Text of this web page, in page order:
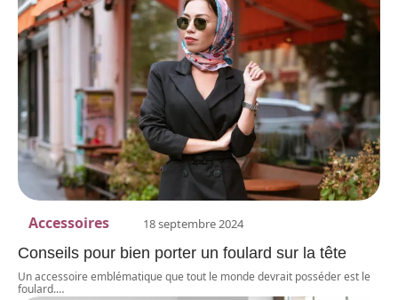
Accessoires 18 septembre 2024
Conseils pour bien porter un foulard sur la tête
Un accessoire emblématique que tout le monde devrait posséder est le
foulard.…